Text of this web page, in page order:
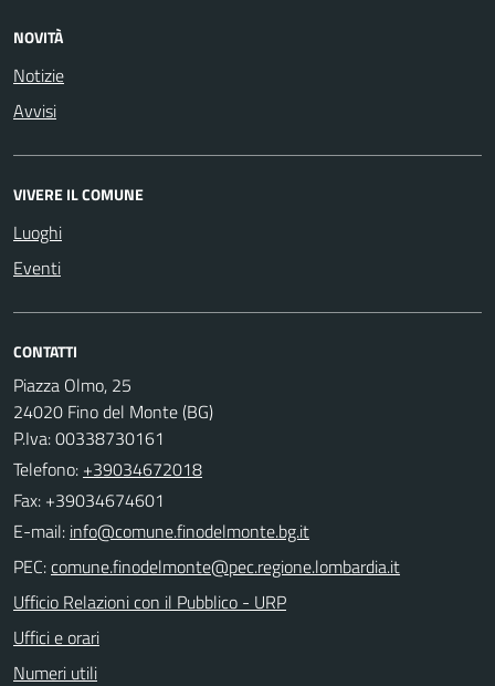
NOVITÀ
Notizie
Avvisi
VIVERE IL COMUNE
Luoghi
Eventi
CONTATTI
Piazza Olmo, 25
24020 Fino del Monte (BG)
P.Iva: 00338730161
Telefono: +39034672018
Fax: +39034674601
E-mail:
PEC:
Ufficio Relazioni con il Pubblico - URP
Uffici e orari
Numeri utili